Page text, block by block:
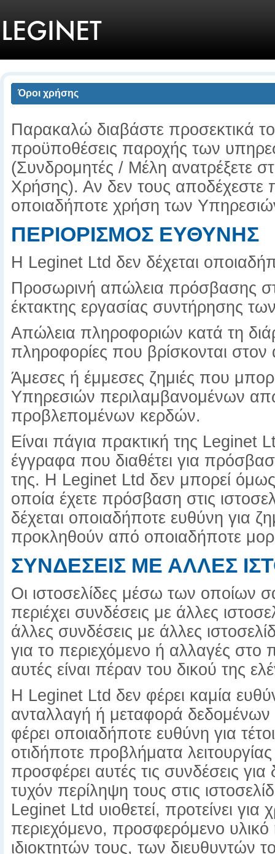
Όροι χρήσης
Παρακαλώ διαβάστε προσεκτικά
προϋποθέσεις παροχής των
(Συνδρομητές / Μέλη ανατρέξετε
Χρήσης). Αν δεν τους
οποιαδήποτε χρήση των
ΠΕΡΙΟΡΙΣΜΟΣ ΕΥΘΥΝΗΣ
Η Leginet Ltd δεν δέχεται
Προσωρινή απώλεια πρόσβασης
έκτακτης εργασίας συντήρησης
Απώλεια πληροφοριών κατά τη
πληροφορίες που βρίσκονται
Άμεσες ή έμμεσες ζημιές που
Υπηρεσιών περιλαμβανομένων
προβλεπομένων κερδών.
Είναι πάγια πρακτική της Leginet
έγγραφα που διαθέτει για
της. Η Leginet Ltd δεν μπορεί όμως
οποία έχετε πρόσβαση στις
δέχεται οποιαδήποτε ευθύνη για
προκληθούν από οποιαδήποτε
ΣΥΝΔΕΣΕΙΣ ΜΕ ΑΛΛΕΣ
Οι ιστοσελίδες μέσω των οποίων
περιέχει συνδέσεις με άλλες
άλλες συνδέσεις με άλλες
για το περιεχόμενο ή αλλαγές στο
αυτές είναι πέραν του δικού της
Η Leginet Ltd δεν φέρει καμία
ανταλλαγή ή μεταφορά δεδομένων
φέρει οποιαδήποτε ευθύνη για
οτιδήποτε προβλήματα
προσφέρει αυτές τις συνδέσεις
τυχόν περίληψη τους στις
Leginet Ltd υιοθετεί, προτείνει για
περιεχόμενο, προσφερόμενο
ιδιοκτητών τους, των διευθυντών